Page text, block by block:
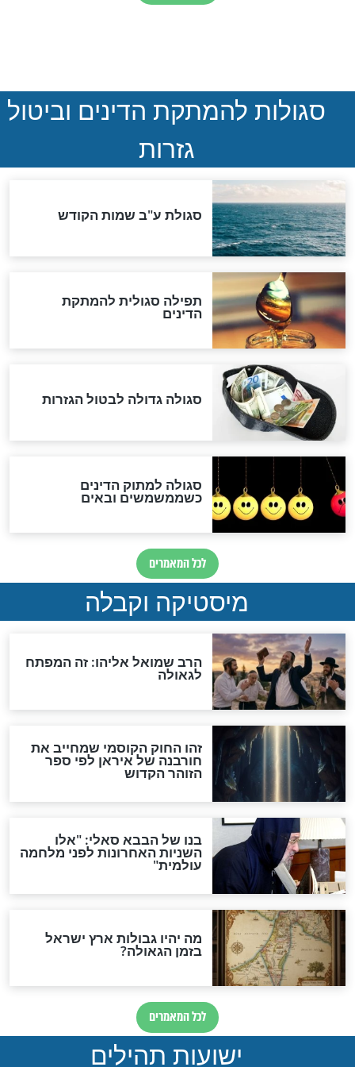
ההסכם החשאי של טראמפ
ואיראן: בלי שקיפות ועם הרבה
סימני שאלה
במרתפי מוסקבה: כתב היד
הנדיר של הרשב"ם התגלה
"מודה לקב"ה על כל השנים"
לכל המאמרים
אחרית הימים
האם אפשר לחשב את הקץ?
מה יהיה בימות המשיח?
"לפני הגאולה תהיה אפיקורסות
והכחשה גדולה מאוד של
האמונה"
האם לאחר בוא המשיח יהיה
אפשר לחזור בתשובה?
לכל המאמרים